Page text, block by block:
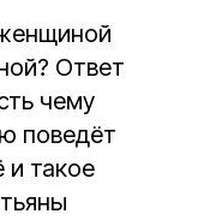
Ответ
чему
поведёт
и такое